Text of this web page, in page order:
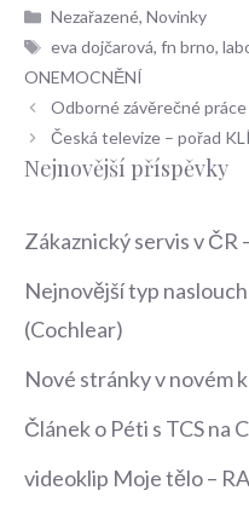
Rubriky
Nezařazené,Novinky
Štítky
eva dojčarová,fn brno,
ONEMOCNĚNÍ
Odborné závěrečné práce
Česká televize – pořad
Nejnovější příspěvky
Zákaznický servis v ČR
Nejnovější typ
(Cochlear)
Nové stránky v novém
Článek o Péti s TCS na
videoklip Moje tělo –